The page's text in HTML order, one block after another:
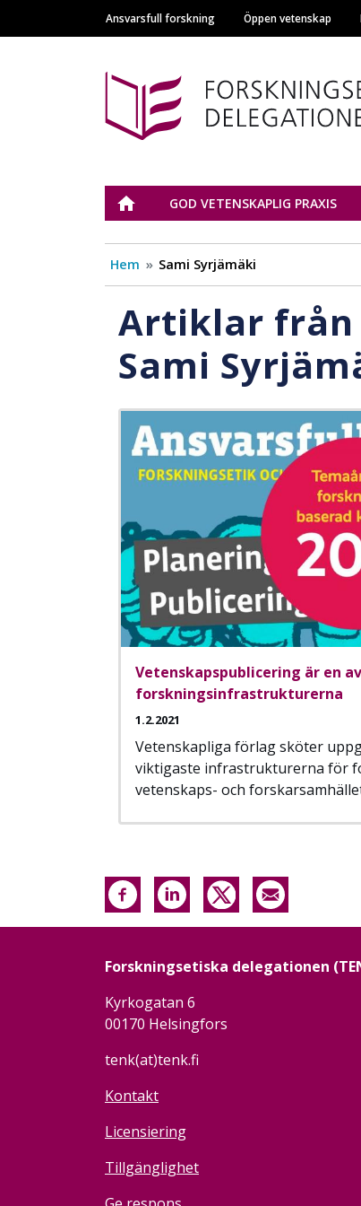
Main navigation
Ansvarsfull forskning Öppen vetenskap
ETUSIVUGOD VETENSKAPLIG PRAXIS
Hem Sami Syrjämäki
Artiklar
Sami
Vetenskapspublicering är en
forskningsinfrastrukturerna
1.2.2021
Vetenskapliga förlag sköter
viktigaste infra­struk­turerna för
vetenskaps- och
Forskningsetiska delegationen
Kyrkogatan 6
00170 Helsingfors
tenk(at)tenk.fi
Kontakt
Licensiering
Tillgänglighet